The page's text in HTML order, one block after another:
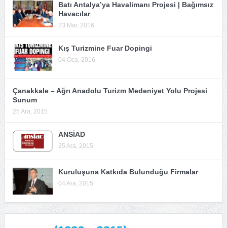
Batı Antalya’ya Havalimanı Projesi | Bağımsız
Havacılar
23 Mar, 2016
Kış Turizmine Fuar Dopingi
04 Oca, 2016
Çanakkale – Ağrı Anadolu Turizm Medeniyet Yolu Projesi
Sunum
25 Ara, 2015
ANSİAD
25 Ara, 2015
Kuruluşuna Katkıda Bulunduğu Firmalar
04 Ara, 2015